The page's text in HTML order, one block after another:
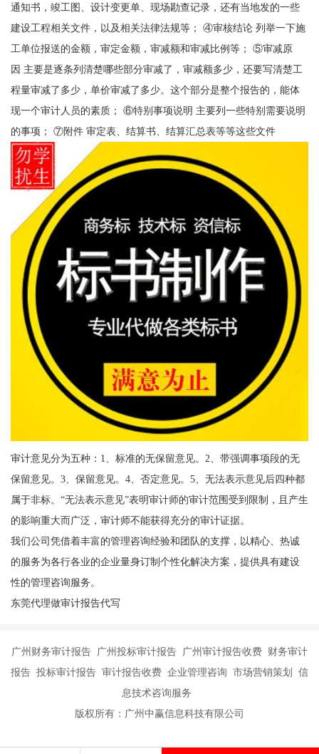
通知书，竣工图、设计变更单、现场勘查记录，还有当地发的一些
建设工程相关文件，以及相关法律法规等； ④审核结论 列举一下施
工单位报送的金额，审定金额，审减额和审减比例等； ⑤审减原
因 主要是逐条列清楚哪些部分审减了，审减额多少，还要写清楚工
程量审减了多少，单价审减了多少。这个部分是整个报告的，能体
现一个审计人员的素质； ⑥特别事项说明 主要列一些特别需要说明
的事项； ⑦附件 审定表、结算书、结算汇总表等等这些文件
审计意见分为五种：1、标准的无保留意见。2、带强调事项段的无
保留意见。3、保留意见。4、否定意见。5、无法表示意见后四种都
属于非标。“无法表示意见”表明审计师的审计范围受到限制，且产生
的影响重大而广泛，审计师不能获得充分的审计证据。
我们公司凭借着丰富的管理咨询经验和团队的支撑，以精心、热诚
的服务为各行各业的企业量身订制个性化解决方案，提供具有建设
性的管理咨询服务。
东莞代理做审计报告代写
广州财务审计报告 广州投标审计报告 广州审计报告收费 财务审计
报告 投标审计报告 审计报告收费 企业管理咨询 市场营销策划 信
息技术咨询服务
版权所有：广州中赢信息科技有限公司